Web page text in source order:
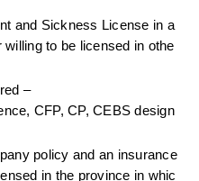
and Sickness License in a
to be licensed in othe
–
CFP, CP, CEBS design
policy and an insurance
in the province in whic